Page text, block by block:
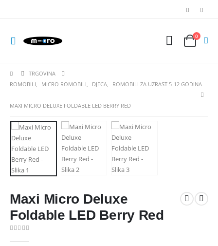
0
TRGOVINA
ROMOBILI, MICRO ROMOBILI, DJECA, ROMOBILI ZA UZRAST 5-12 GODINA
MAXI MICRO DELUXE FOLDABLE LED BERRY RED
Maxi Micro Deluxe
Foldable LED Berry Red